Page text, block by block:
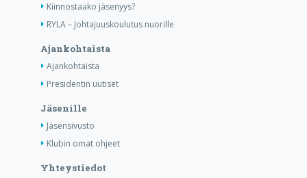
Kiinnostaako jäsenyys?
RYLA – Johtajuuskoulutus nuorille
Ajankohtaista
Ajankohtaista
Presidentin uutiset
Jäsenille
Jäsensivusto
Klubin omat ohjeet
Yhteystiedot